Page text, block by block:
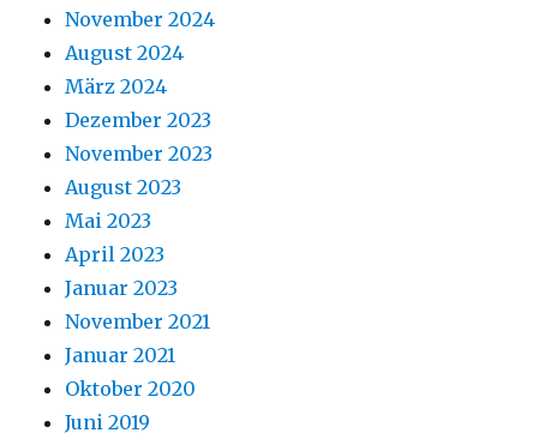
November 2024
August 2024
März 2024
Dezember 2023
November 2023
August 2023
Mai 2023
April 2023
Januar 2023
November 2021
Januar 2021
Oktober 2020
Juni 2019